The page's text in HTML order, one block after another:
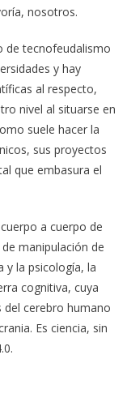
nosotros.
de tecnofeudalismo
y hay
al respecto,
nivel al situarse en
suele hacer la
sus proyectos
que embasura el
a cuerpo de
manipulación de
y la psicología, la
cognitiva, cuya
del cerebro humano
Es ciencia, sin